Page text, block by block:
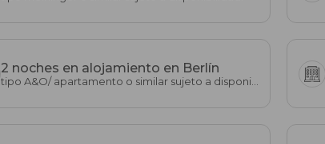
2 noches en alojamiento en Berlín